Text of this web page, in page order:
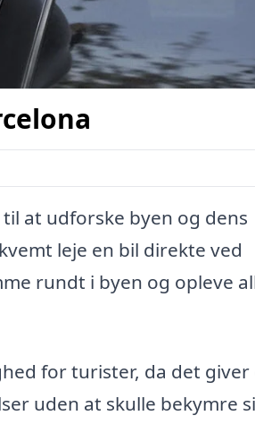
at udforske byen og dens
leje en bil direkte ved
rundt i byen og opleve
for turister, da det giver
uden at skulle bekymre